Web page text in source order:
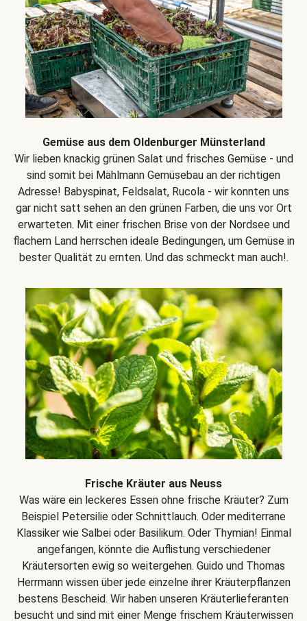
Gemüse aus dem Oldenburger Münsterland
Wir lieben knackig grünen Salat und frisches Gemüse - und
sind somit bei Mählmann Gemüsebau an der richtigen
Adresse! Babyspinat, Feldsalat, Rucola - wir konnten uns
gar nicht satt sehen an den grünen Farben, die uns vor Ort
erwarteten. Mit einer frischen Brise von der Nordsee und
flachem Land herrschen ideale Bedingungen, um Gemüse in
bester Qualität zu ernten. Und das schmeckt man auch!.
Frische Kräuter aus Neuss
Was wäre ein leckeres Essen ohne frische Kräuter? Zum
Beispiel Petersilie oder Schnittlauch. Oder mediterrane
Klassiker wie Salbei oder Basilikum. Oder Thymian! Einmal
angefangen, könnte die Auflistung verschiedener
Kräutersorten ewig so weitergehen. Guido und Thomas
Herrmann wissen über jede einzelne ihrer Kräuterpflanzen
bestens Bescheid. Wir haben unseren Kräuterlieferanten
besucht und sind mit einer Menge frischem Kräuterwissen